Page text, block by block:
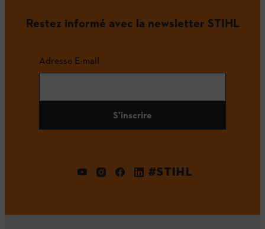
Restez informé avec la newsletter STIHL
Adresse E-mail
S'inscrire
#STIHL